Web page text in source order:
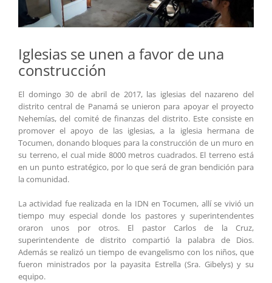
Iglesias se unen a favor de una
construcción
El domingo 30 de abril de 2017, las iglesias del nazareno del
distrito central de Panamá se unieron para apoyar el proyecto
Nehemías, del comité de finanzas del distrito. Este consiste en
promover el apoyo de las iglesias, a la iglesia hermana de
Tocumen, donando bloques para la construcción de un muro en
su terreno, el cual mide 8000 metros cuadrados. El terreno está
en un punto estratégico, por lo que será de gran bendición para
la comunidad.
La actividad fue realizada en la IDN en Tocumen, allí se vivió un
tiempo muy especial donde los pastores y superintendentes
oraron unos por otros. El pastor Carlos de la Cruz,
superintendente de distrito compartió la palabra de Dios.
Además se realizó un tiempo de evangelismo con los niños, que
fueron ministrados por la payasita Estrella (Sra. Gibelys) y su
equipo.